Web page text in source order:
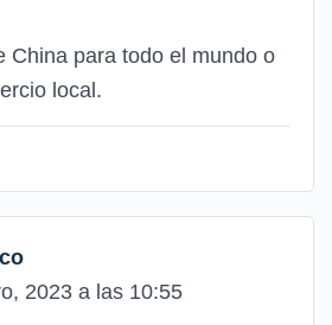
China para todo el mundo o
local.
2023 a las 10:55